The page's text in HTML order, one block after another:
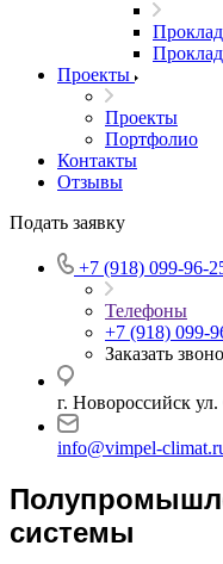
Проекты
Проекты
Портфолио
Контакты
Отзывы
Подать заявку
+7 (918) 099-96-
Телефоны
+7 (918) 099-
Заказать
г. Новороссийск
info@vimpel-
системы